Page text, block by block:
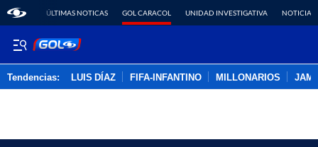
ÚLTIMAS NOTICAS GOL CARACOL UNIDAD INVESTIGATIVA NOTICIAS
Tendencias: LUIS DÍAZ FIFA-INFANTINO MILLONARIOS